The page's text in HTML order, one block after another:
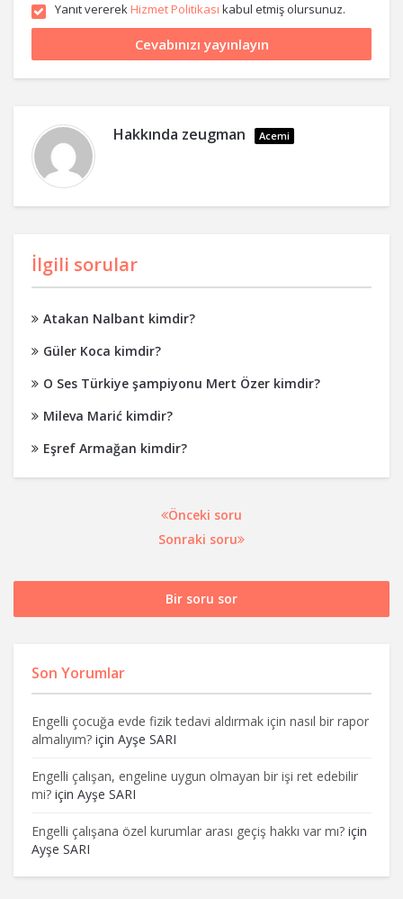
Yanıt vererek Hizmet Politikası kabul etmiş olursunuz.
Hakkında zeugman Acemi
İlgili sorular
Atakan Nalbant kimdir?
Güler Koca kimdir?
O Ses Türkiye şampiyonu Mert Özer kimdir?
Mileva Marić kimdir?
Eşref Armağan kimdir?
Önceki soru
Sonraki soru
Bir soru sor
Son Yorumlar
Engelli çocuğa evde fizik tedavi aldırmak için nasıl bir rapor
almalıyım? için Ayşe SARI
Engelli çalışan, engeline uygun olmayan bir işi ret edebilir
mi? için Ayşe SARI
Engelli çalışana özel kurumlar arası geçiş hakkı var mı? için
Ayşe SARI